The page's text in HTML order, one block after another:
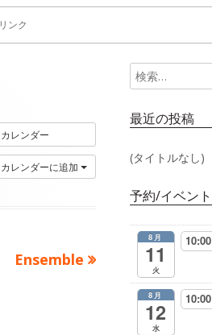
リンク
カレンダー
カレンダーに追加
次
Ensemble
メ
イ
ン
サ
イ
ド
バ
検
索:
最近の投稿
(タイトルなし)
予約/イベント
8月
11
火
10:00
8月
12
水
10:00